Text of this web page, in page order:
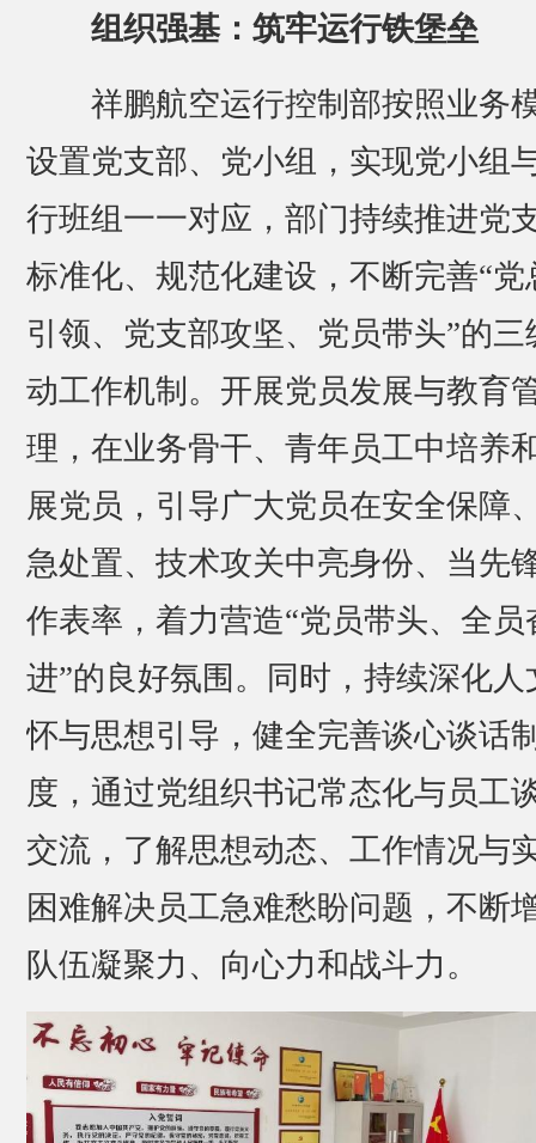
组织强基：筑牢运行铁堡垒
祥鹏航空运行控制部按照业务
设置党支部、党小组，实现党小组
行班组一一对应，部门持续推进党
标准化、规范化建设，不断完善“党
引领、党支部攻坚、党员带头”的三
动工作机制。开展党员发展与教育
理，在业务骨干、青年员工中培养
展党员，引导广大党员在安全保障
急处置、技术攻关中亮身份、当先
作表率，着力营造“党员带头、全员
进”的良好氛围。同时，持续深化人
怀与思想引导，健全完善谈心谈话
度，通过党组织书记常态化与员工
交流，了解思想动态、工作情况与
困难解决员工急难愁盼问题，不断
队伍凝聚力、向心力和战斗力。